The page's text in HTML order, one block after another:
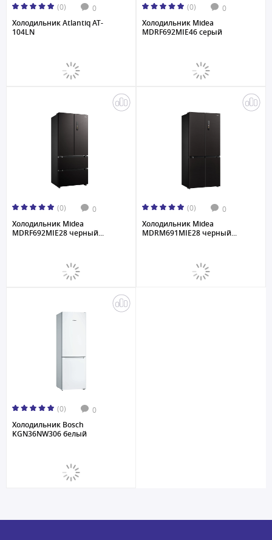
(0) 0
Холодильник Atlantiq AT-
104LN
(0) 0
Холодильник Midea
MDRF692MIE46 серый
(0) 0
Холодильник Midea
MDRF692MIE28 черный...
(0) 0
Холодильник Midea
MDRM691MIE28 черный...
(0) 0
Холодильник Bosch
KGN36NW306 белый